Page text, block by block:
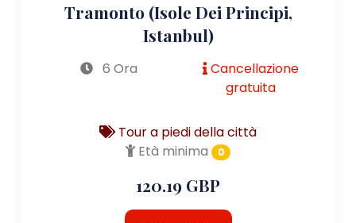
Tramonto (Isole Dei Principi,
Istanbul)
6 Ora
Cancellazione
gratuita
Tour a piedi della città
Età minima
0
120.19 GBP